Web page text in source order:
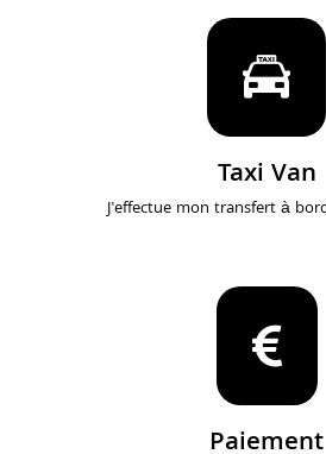
Taxi Van
J'effectue mon transfert à
Paiement